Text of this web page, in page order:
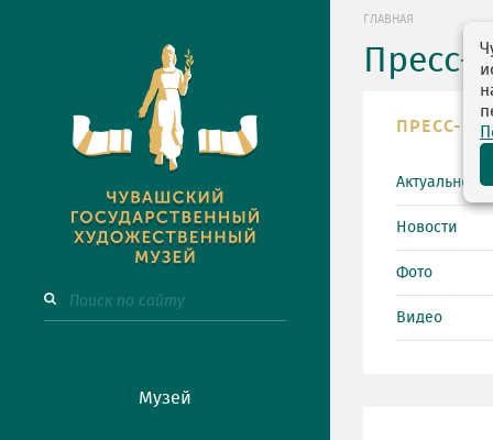
Музей
ГЛАВНАЯ
Пресс-
ПРЕСС-
Актуально
Новости
Фото
Видео